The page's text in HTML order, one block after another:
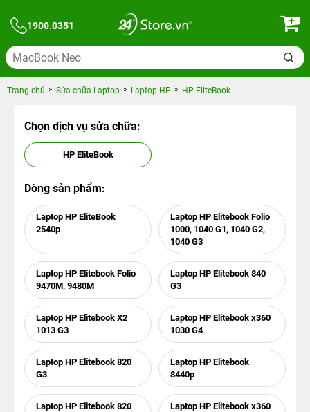
1900.0351
Trang chủ Sửa chữa Laptop Laptop HP HP EliteBook
Chọn dịch vụ sửa chữa:
HP EliteBook
Dòng sản phẩm:
Laptop HP EliteBook
2540p
Laptop HP Elitebook Folio
1000, 1040 G1, 1040 G2,
1040 G3
Laptop HP Elitebook Folio
9470M, 9480M
Laptop HP Elitebook 840
G3
Laptop HP Elitebook X2
1013 G3
Laptop HP Elitebook x360
1030 G4
Laptop HP Elitebook 820
G3
Laptop HP Elitebook
8440p
Laptop HP Elitebook 820
Laptop HP Elitebook x360